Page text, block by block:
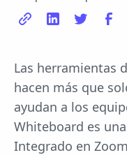
Las herramientas
hacen más que
ayudan a los
Whiteboard es
Integrado en